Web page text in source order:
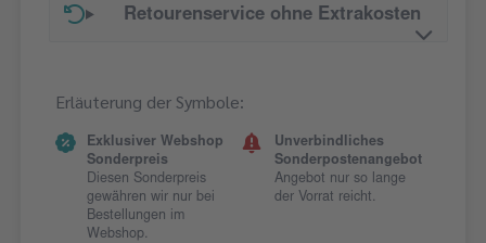
Retourenservice ohne Extrakosten
Erläuterung der Symbole:
Exklusiver Webshop
Sonderpreis
Diesen Sonderpreis
gewähren wir nur bei
Bestellungen im
Webshop.
Unverbindliches
Sonderpostenangebot
Angebot nur so lange
der Vorrat reicht.